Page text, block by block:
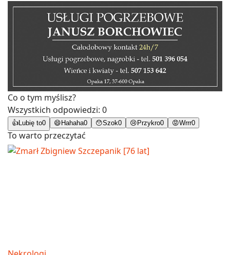
Co o tym myślisz?
Wszystkich odpowiedzi: 0
👍Lubię to0 😄 Hahaha0 😯Szok0 😢 Przykro0 😡Wrrr0
To warto przeczytać